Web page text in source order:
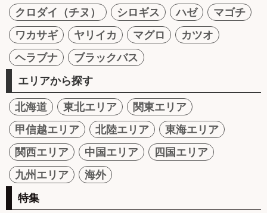
クロダイ（チヌ）
シロギス ハゼ
マゴチ
ワカサギ
ヤリイカ マグロ
カツオ
ヘラブナ
ブラックバス
エリアから探す
北海道 東北エリア
関東エリア
甲信越エリア
北陸エリア
東海エリア
関西エリア
中国エリア
四国エリア
九州エリア
海外
特集